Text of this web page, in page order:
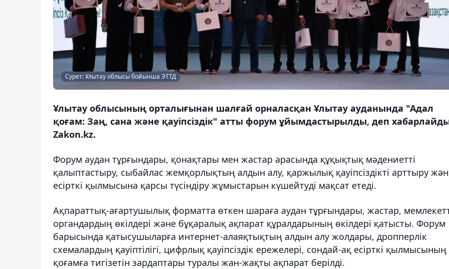
Сурет: Ұлытау облысы бойынша ЭТТД
Ұлытау облысының орталығынан шалғай орналасқан Ұлытау ауданында "Адал
қоғам: Заң, сана және қауіпсіздік" атты форум ұйымдастырылды, деп
Zakon.kz.
Форум аудан тұрғындары, қонақтары мен жастар арасында құқықтық мәдениетті
қалыптастыру, сыбайлас жемқорлықтың алдын алу, қаржылық қауіпсіздікті арттыру
есірткі қылмысына қарсы түсіндіру жұмыстарын күшейтуді мақсат етеді.
Ақпараттық-ағартушылық форматта өткен шараға аудан тұрғындары, жастар,
органдардың өкілдері және бұқаралық ақпарат құралдарының өкілдері қатысты. Форум
барысында қатысушыларға интернет-алаяқтықтың алдын алу жолдары, дропперлік
схемалардың қауіптілігі, цифрлық қауіпсіздік ережелері, сондай-ақ есірткі қылмысының
қоғамға тигізетін зардаптары туралы жан-жақты ақпарат берілді.